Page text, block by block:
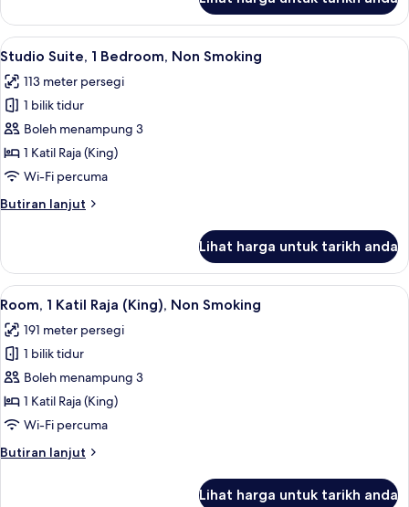
Non
Smoking
Studio
Suite,
1
Raja
(King),
Smoking
Lihat
semua
foto
untuk
Studio
Suite,
1
Non
Studio Suite, 1 Bedroom, Non
8
Studio Suite, 1 Bedroom, Non Smoking
113 meter persegi
1 bilik tidur
Boleh menampung 3
1 Katil Raja (King)
Wi-Fi percuma
Butiran lanjut
Butiran
Suite,
Bedroom,
Smoking
Lihat harga untuk tarikh anda
Lihat
semua
foto
untuk
Room,
1
Katil
(King),
Room, 1 Katil Raja (King), Non
6
Room, 1 Katil Raja (King), Non Smoking
191 meter persegi
1 bilik tidur
Boleh menampung 3
1 Katil Raja (King)
Wi-Fi percuma
Butiran lanjut
Butiran
Lihat harga untuk tarikh anda